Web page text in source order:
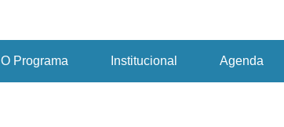
O Programa Institucional Agenda